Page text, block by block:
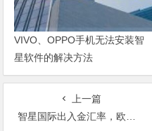
VIVO、OPPO手机无法安装智
星软件的解决方法
上一篇
智星国际出入金汇率，欧元汇率，港币汇率是多少？